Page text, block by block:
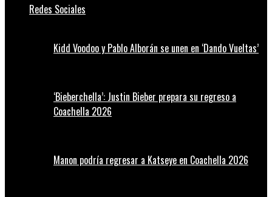
Redes Sociales
Kidd Voodoo y Pablo Alborán se unen en ‘Dando Vueltas’
‘Bieberchella’: Justin Bieber prepara su regreso a
Coachella 2026
Manon podría regresar a Katseye en Coachella 2026